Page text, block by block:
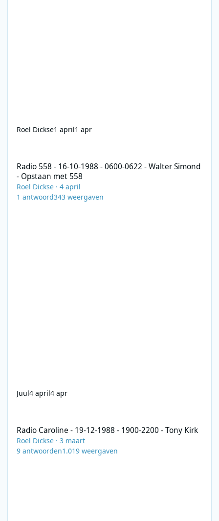
Roel Dickse1 april1 apr
Radio 558 - 16-10-1988 - 0600-0622 - Walter Simond
- Opstaan met 558
Roel Dickse ·4 april
1 antwoord343 weergaven
Juul4 april4 apr
Radio Caroline - 19-12-1988 - 1900-2200 - Tony Kirk
Roel Dickse ·3 maart
9 antwoorden1.019 weergaven